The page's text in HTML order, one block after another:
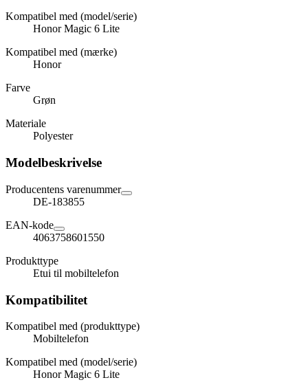
Kompatibel med (model/serie)
Honor Magic 6 Lite
Kompatibel med (mærke)
Honor
Farve
Grøn
Materiale
Polyester
Modelbeskrivelse
Producentens varenummer
DE-183855
EAN-kode
4063758601550
Produkttype
Etui til mobiltelefon
Kompatibilitet
Kompatibel med (produkttype)
Mobiltelefon
Kompatibel med (model/serie)
Honor Magic 6 Lite